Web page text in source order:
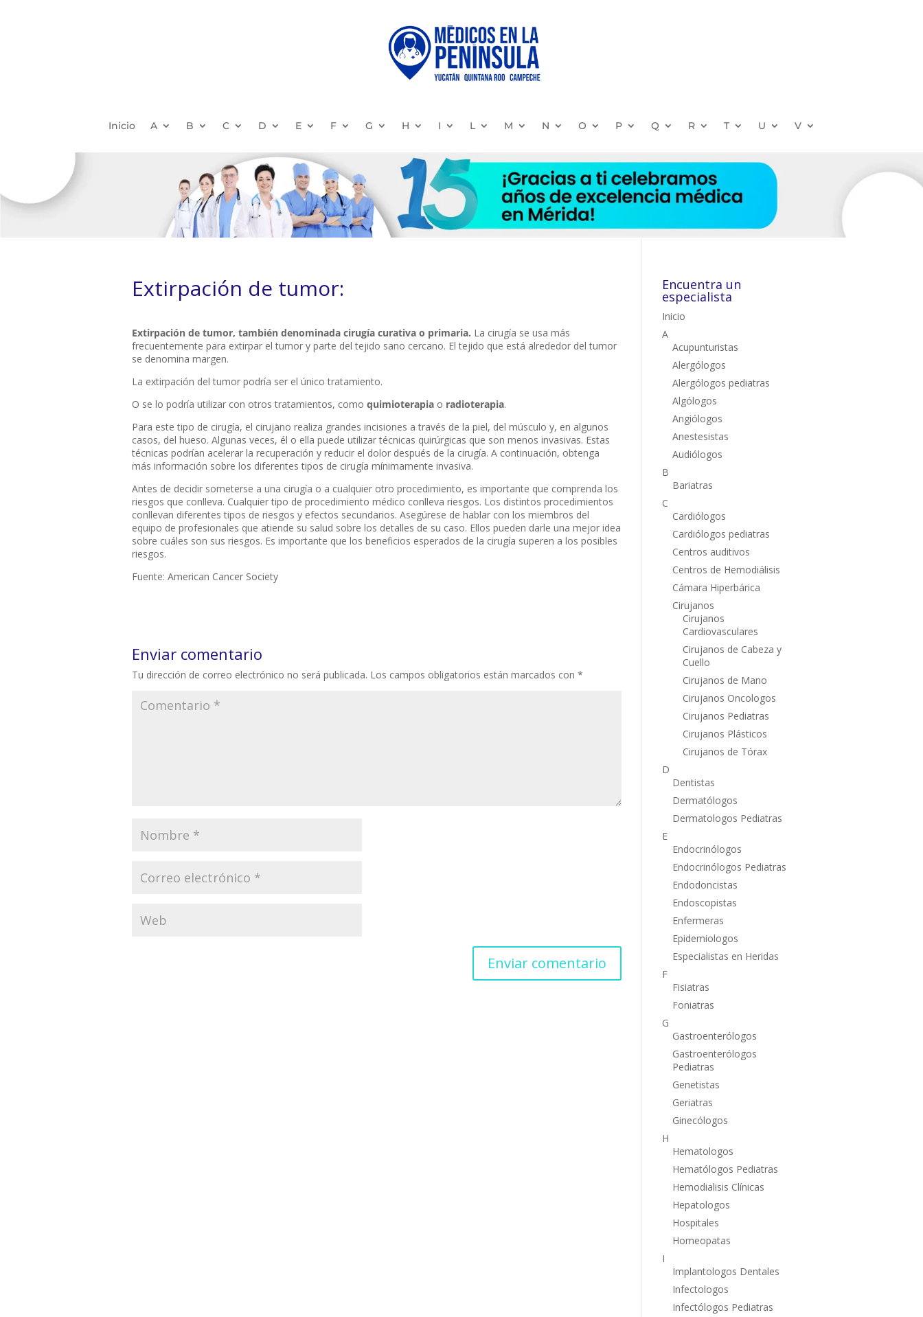
Inicio A B C D E F G H I L M N O P Q R T U V
Extirpación de tumor:
Extirpación de tumor, también denominada cirugía curativa o primaria. La cirugía se usa más
frecuentemente para extirpar el tumor y parte del tejido sano cercano. El tejido que está alrededor del tumor
se denomina margen.
La extirpación del tumor podría ser el único tratamiento.
O se lo podría utilizar con otros tratamientos, como quimioterapia o radioterapia.
Para este tipo de cirugía, el cirujano realiza grandes incisiones a través de la piel, del músculo y, en algunos
casos, del hueso. Algunas veces, él o ella puede utilizar técnicas quirúrgicas que son menos invasivas. Estas
técnicas podrían acelerar la recuperación y reducir el dolor después de la cirugía. A continuación, obtenga
más información sobre los diferentes tipos de cirugía mínimamente invasiva.
Antes de decidir someterse a una cirugía o a cualquier otro procedimiento, es importante que comprenda los
riesgos que conlleva. Cualquier tipo de procedimiento médico conlleva riesgos. Los distintos procedimientos
conllevan diferentes tipos de riesgos y efectos secundarios. Asegúrese de hablar con los miembros del
equipo de profesionales que atiende su salud sobre los detalles de su caso. Ellos pueden darle una mejor idea
sobre cuáles son sus riesgos. Es importante que los beneficios esperados de la cirugía superen a los posibles
riesgos.
Fuente: American Cancer Society
Enviar comentario
Tu dirección de correo electrónico no será publicada. Los campos obligatorios están marcados con *
Encuentra un
especialista
Inicio
A
Acupunturistas
Alergólogos
Alergólogos pediatras
Algólogos
Angiólogos
Anestesistas
Audiólogos
B
Bariatras
C
Cardiólogos
Cardiólogos pediatras
Centros auditivos
Centros de Hemodiálisis
Cámara Hiperbárica
Cirujanos
Cirujanos
Cardiovasculares
Cirujanos de Cabeza y
Cuello
Cirujanos de Mano
Cirujanos Oncologos
Cirujanos Pediatras
Cirujanos Plásticos
Cirujanos de Tórax
D
Dentistas
Dermatólogos
Dermatologos Pediatras
E
Endocrinólogos
Endocrinólogos Pediatras
Endodoncistas
Endoscopistas
Enfermeras
Epidemiologos
Especialistas en Heridas
F
Fisiatras
Foniatras
G
Gastroenterólogos
Gastroenterólogos
Pediatras
Genetistas
Geriatras
Ginecólogos
H
Hematologos
Hematólogos Pediatras
Hemodialisis Clínicas
Hepatologos
Hospitales
Homeopatas
I
Implantologos Dentales
Infectologos
Infectólogos Pediatras